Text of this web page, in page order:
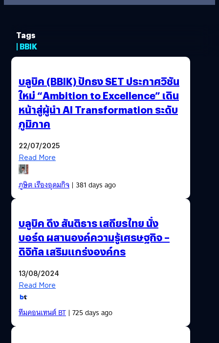
Tags
| BBIK
บลูบิค (BBIK) ปักธง SET ประกาศวิชัน
ใหม่ “Ambition to Excellence” เดิน
หน้าสู่ผู้นำ AI Transformation ระดับ
ภูมิภาค
22/07/2025
Read More
ภูษิต เรืองอุดมกิจ| 381 days ago
บลูบิค ดึง สันติธาร เสถียรไทย นั่ง
บอร์ด ผสานองค์ความรู้เศรษฐกิจ –
ดิจิทัล เสริมแกร่งองค์กร
13/08/2024
Read More
ทีมคอนเทนต์ BT| 725 days ago